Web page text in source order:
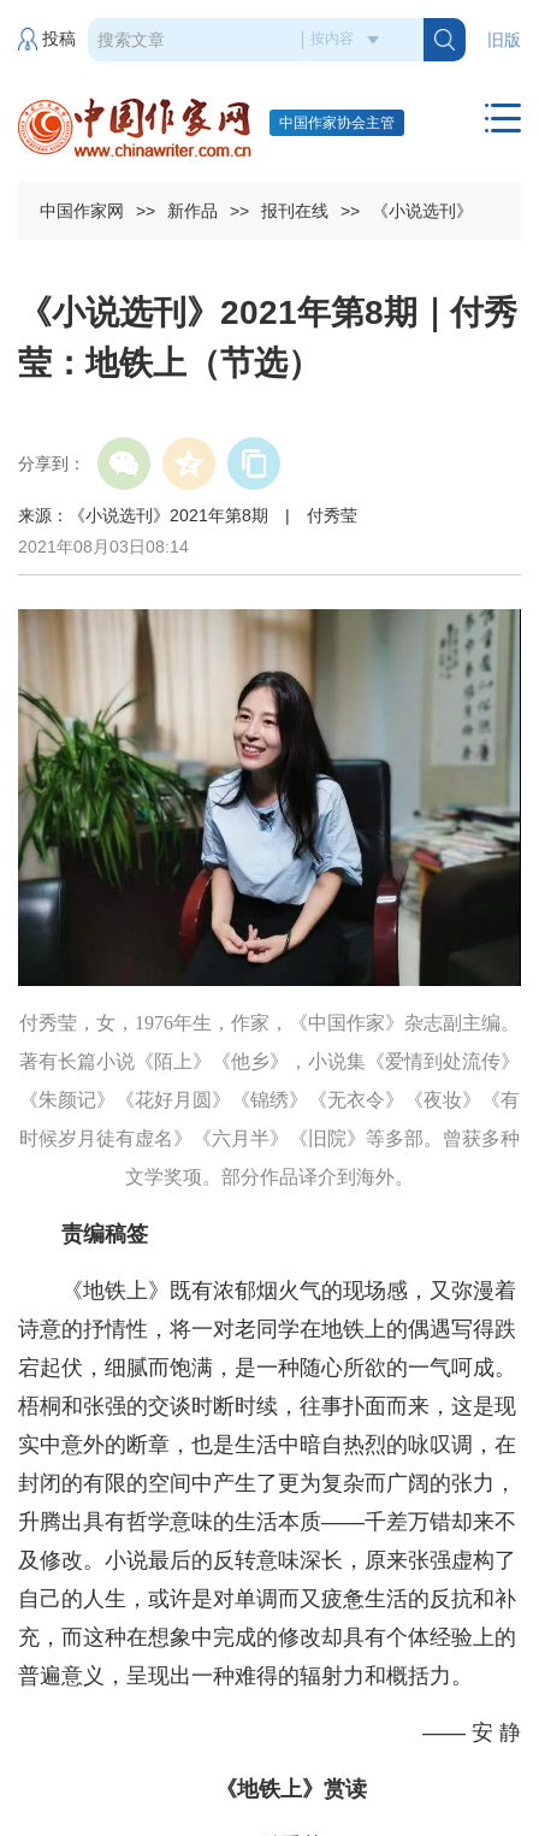
旧版
投稿
中国作家协会主管
中国作家网 >> 新作品 >> 报刊在线 >> 《小说选刊》
《小说选刊》2021年第8期｜付秀
莹：地铁上（节选）
分享到：
来源：《小说选刊》2021年第8期 | 付秀莹
2021年08月03日08:14
付秀莹，女，1976年生，作家，《中国作家》杂志副主编。
著有长篇小说《陌上》《他乡》，小说集《爱情到处流传》
《朱颜记》《花好月圆》《锦绣》《无衣令》《夜妆》《有
时候岁月徒有虚名》《六月半》《旧院》等多部。曾获多种
文学奖项。部分作品译介到海外。
责编稿签
《地铁上》既有浓郁烟火气的现场感，又弥漫着
诗意的抒情性，将一对老同学在地铁上的偶遇写得跌
宕起伏，细腻而饱满，是一种随心所欲的一气呵成。
梧桐和张强的交谈时断时续，往事扑面而来，这是现
实中意外的断章，也是生活中暗自热烈的咏叹调，在
封闭的有限的空间中产生了更为复杂而广阔的张力，
升腾出具有哲学意味的生活本质——千差万错却来不
及修改。小说最后的反转意味深长，原来张强虚构了
自己的人生，或许是对单调而又疲惫生活的反抗和补
充，而这种在想象中完成的修改却具有个体经验上的
普遍意义，呈现出一种难得的辐射力和概括力。
—— 安 静
《地铁上》赏读